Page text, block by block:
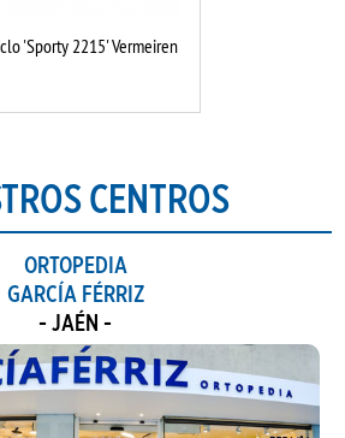
'Sporty 2215' Vermeiren
CENTROS
ORTOPEDIA
GARCÍA FÉRRIZ
- JAÉN -